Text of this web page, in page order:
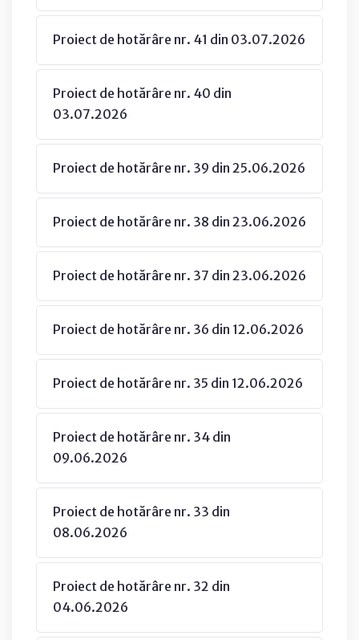
Proiect de hotărâre nr. 41 din 03.07.2026
Proiect de hotărâre nr. 40 din
03.07.2026
Proiect de hotărâre nr. 39 din 25.06.2026
Proiect de hotărâre nr. 38 din 23.06.2026
Proiect de hotărâre nr. 37 din 23.06.2026
Proiect de hotărâre nr. 36 din 12.06.2026
Proiect de hotărâre nr. 35 din 12.06.2026
Proiect de hotărâre nr. 34 din
09.06.2026
Proiect de hotărâre nr. 33 din
08.06.2026
Proiect de hotărâre nr. 32 din
04.06.2026